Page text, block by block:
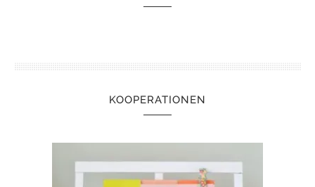
KOOPERATIONEN